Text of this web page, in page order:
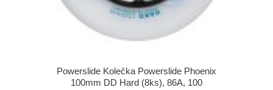
Powerslide Kolečka Powerslide Phoenix
100mm DD Hard (8ks), 86A, 100